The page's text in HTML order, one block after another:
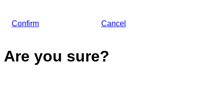
Confirm Cancel
Are you sure?